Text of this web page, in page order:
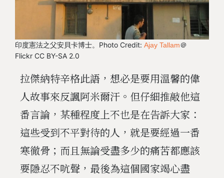
印度憲法之父安貝卡博士。Photo Credit: Ajay Tallam＠
Flickr CC BY-SA 2.0
拉傑納特辛格此語，想必是要用溫馨的偉
人故事來反諷阿米爾汗。但仔細推敲他這
番言論，某種程度上不也是在告訴大家：
這些受到不平對待的人，就是要經過一番
寒徹骨；而且無論受盡多少的痛苦都應該
要隱忍不吭聲，最後為這個國家竭心盡